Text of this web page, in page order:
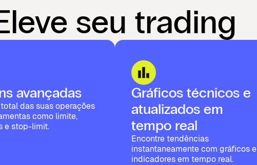
seu trading
avançadas
das suas operações
como limite,
e stop-limit.
Gráficos técnicos e
atualizados em
tempo real
Encontre tendências
instantaneamente com gráficos e
indicadores em tempo real.